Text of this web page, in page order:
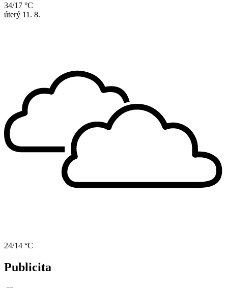
34/17 °C
úterý 11. 8.
24/14 °C
Publicita